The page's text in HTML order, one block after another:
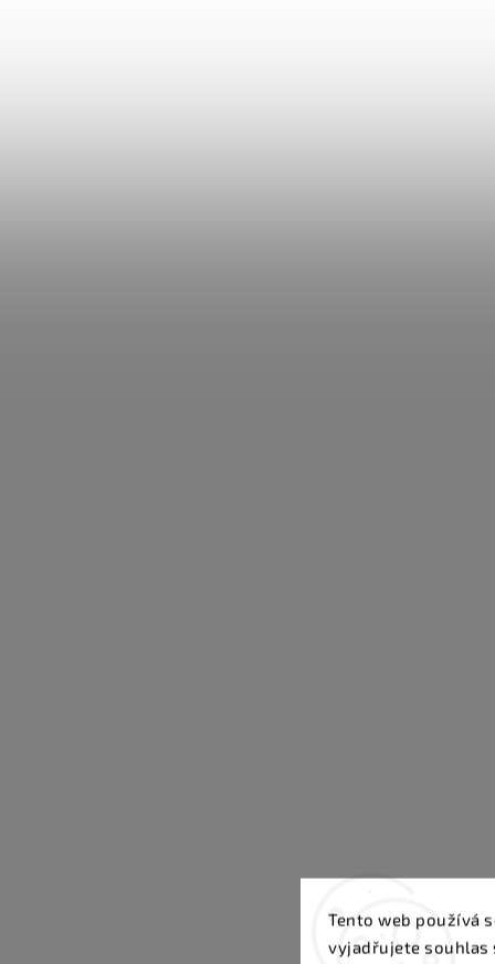
Tento web používá
vyjadřujete souhlas